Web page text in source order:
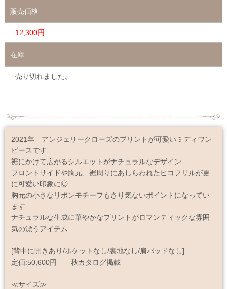
販売価格
12,300円
在庫
売り切れました。
2021年 アンジェリークローズのプリントが可愛いミディワン
ピースです
裾にかけて広がるシルエットがナチュラルなデザイン
フロントサイドや胸元、裾周りにあしらわれたピコフリルが更
に可愛い印象に◎
胸元の小さなリボンモチーフもさり気ないポイントになってい
ます
ナチュラルな生成に華やかなプリントがロマンティックな雰囲
気の漂うアイテム
[背中に開きあり/ポケットなし/裏地なし/肩パッドなし]
定価:50,600円 秋カタログ掲載
≪サイズ≫